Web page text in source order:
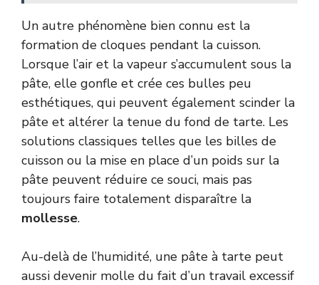
Un autre phénomène bien connu est la
formation de cloques pendant la cuisson.
Lorsque l’air et la vapeur s’accumulent sous la
pâte, elle gonfle et crée ces bulles peu
esthétiques, qui peuvent également scinder la
pâte et altérer la tenue du fond de tarte. Les
solutions classiques telles que les billes de
cuisson ou la mise en place d’un poids sur la
pâte peuvent réduire ce souci, mais pas
toujours faire totalement disparaître la
mollesse.
Au-delà de l’humidité, une pâte à tarte peut
aussi devenir molle du fait d’un travail excessif